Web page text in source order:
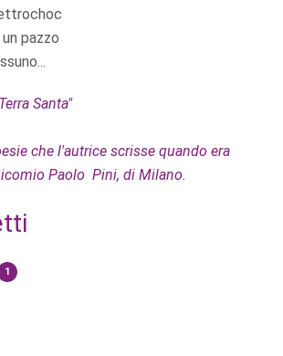
pazzo
Santa"
che l'autrice scrisse quando era
Paolo Pini, di Milano.
1